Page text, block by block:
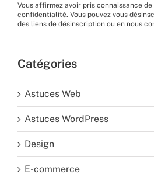
Vous affirmez avoir pris connaissance de
confidentialité. Vous pouvez vous
des liens de désinscription ou en nous
Catégories
Astuces Web
Astuces WordPress
Design
E-commerce